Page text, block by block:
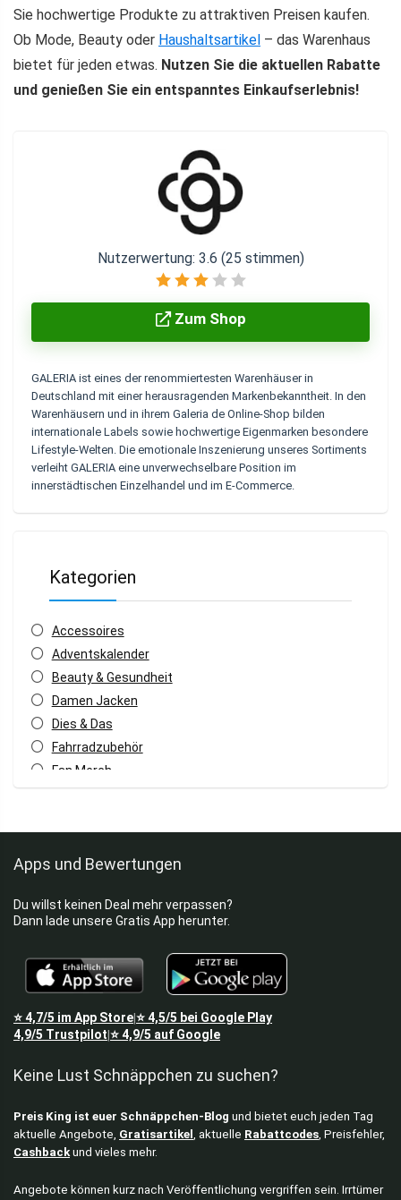
Sie hochwertige Produkte zu attraktiven Preisen kaufen.
Ob Mode, Beauty oder Haushaltsartikel – das Warenhaus
bietet für jeden etwas. Nutzen Sie die aktuellen Rabatte
und genießen Sie ein entspanntes Einkaufserlebnis!
Nutzerwertung: 3.6 (25 stimmen)
Zum Shop
GALERIA ist eines der renommiertesten Warenhäuser in
Deutschland mit einer herausragenden Markenbekanntheit. In den
Warenhäusern und in ihrem Galeria de Online-Shop bilden
internationale Labels sowie hochwertige Eigenmarken besondere
Lifestyle-Welten. Die emotionale Inszenierung unseres Sortiments
verleiht GALERIA eine unverwechselbare Position im
innerstädtischen Einzelhandel und im E-Commerce.
Kategorien
Accessoires
Adventskalender
Beauty & Gesundheit
Damen Jacken
Dies & Das
Fahrradzubehör
Fan Merch
Gesundheit
Hautpflege
Herrenschuhe
Home & Living
Hüte & Mützen
Jacken
Kaffeemaschinen
Koffer
Küchengeräte
Apps und Bewertungen
Du willst keinen Deal mehr verpassen?
Dann lade unsere Gratis App herunter.
⭐4,7/5 im App Store⭐4,5/5 bei Google Play
4,9/5 Trustpilot ⭐4,9/5 auf Google
Keine Lust Schnäppchen zu suchen?
Preis King ist euer Schnäppchen-Blog und bietet euch jeden Tag
aktuelle Angebote, Gratisartikel , aktuelle Rabattcodes, Preisfehler,
Cashbackund vieles mehr.
Angebote können kurz nach Veröffentlichung vergriffen sein. Irrtümer